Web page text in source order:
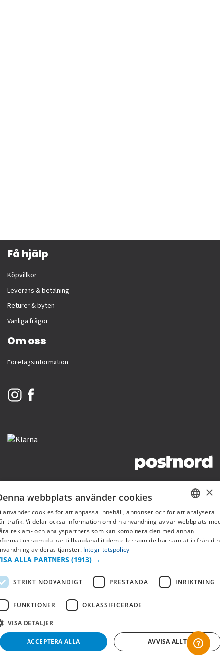
Få hjälp
Köpvillkor
Leverans & betalning
Returer & byten
Vanliga frågor
Om oss
Företagsinformation
SWEDISH
FI
×
webbplats använder cookies
använder cookies för att anpassa innehåll, annonser och för att analysera
trafik. Vi delar också information om din användning av vår webbplats
reklam- och analyspartners som kan kombinera den med annan
som du har tillhandahållit dem eller som de har samlat in från din
av deras tjänster. Integritetspolicy
ALLA PARTNERS (1913) →
STRIKT NÖDVÄNDIGT PRESTANDA INRIKTNING
FUNKTIONER OKLASSIFICERADE
VISA DETALJER
ACCEPTERA ALLA AVVISA ALLT